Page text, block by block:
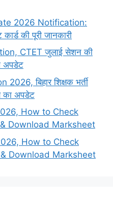
2026 Notification:
कार्ड की पूरी जानकारी
CTET जुलाई सेशन की
अपडेट
बिहार शिक्षक भर्ती
का अपडेट
How to Check
Download Marksheet
How to Check
Download Marksheet